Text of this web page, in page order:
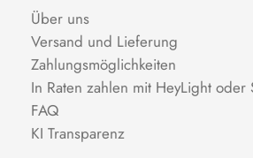
Über uns
Versand und Lieferung
Zahlungsmöglichkeiten
In Raten zahlen mit HeyLight oder
FAQ
KI Transparenz